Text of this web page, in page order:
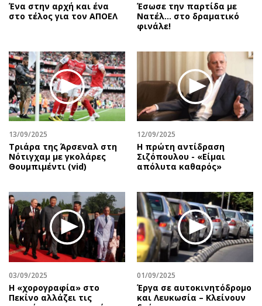
Ένα στην αρχή και ένα
στο τέλος για τον ΑΠΟΕΛ
Έσωσε την παρτίδα με
Νατέλ… στο δραματικό
φινάλε!
13/09/2025
Τριάρα της Άρσεναλ στη
Νότιγχαμ με γκολάρες
Θουμπιμέντι (vid)
12/09/2025
Η πρώτη αντίδραση
Σιζόπουλoυ - «Είμαι
απόλυτα καθαρός»
03/09/2025
Η «χορογραφία» στο
Πεκίνο αλλάζει τις
01/09/2025
Έργα σε αυτοκινητόδρομο
και Λευκωσία – Κλείνουν